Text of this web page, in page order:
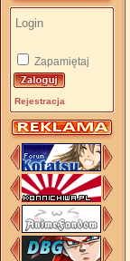
Zapamiętaj
Rejestracja